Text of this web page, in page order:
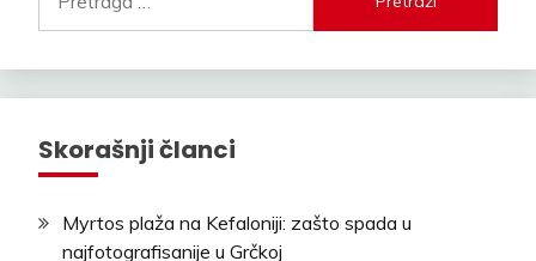
za:
Skorašnji članci
Myrtos plaža na Kefaloniji: zašto spada u
najfotografisanije u Grčkoj